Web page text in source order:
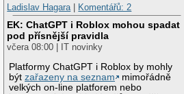
Ladislav Hagara
Komentářů: 2
EK: ChatGPT i Roblox mohou spadat
pod přísnější pravidla
včera 08:00 | IT novinky
Platformy ChatGPT i Roblox by mohly
býtzařazeny na seznam
mimořádně
velkých on-line platforem nebo